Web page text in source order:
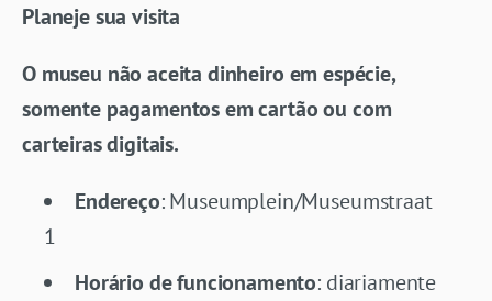
Planeje sua visita
O museu não aceita dinheiro em espécie,
somente pagamentos em cartão ou com
carteiras digitais.
Endereço: Museumplein/Museumstraat
1
Horário de funcionamento: diariamente